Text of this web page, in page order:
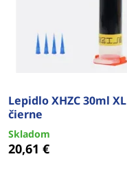
Lepidlo XHZC 30ml XL
čierne
Skladom
20,61 €